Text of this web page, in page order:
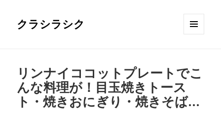
クラシラシク
リンナイココットプレートでこ
んな料理が！目玉焼きトース
ト・焼きおにぎり・焼きそば…